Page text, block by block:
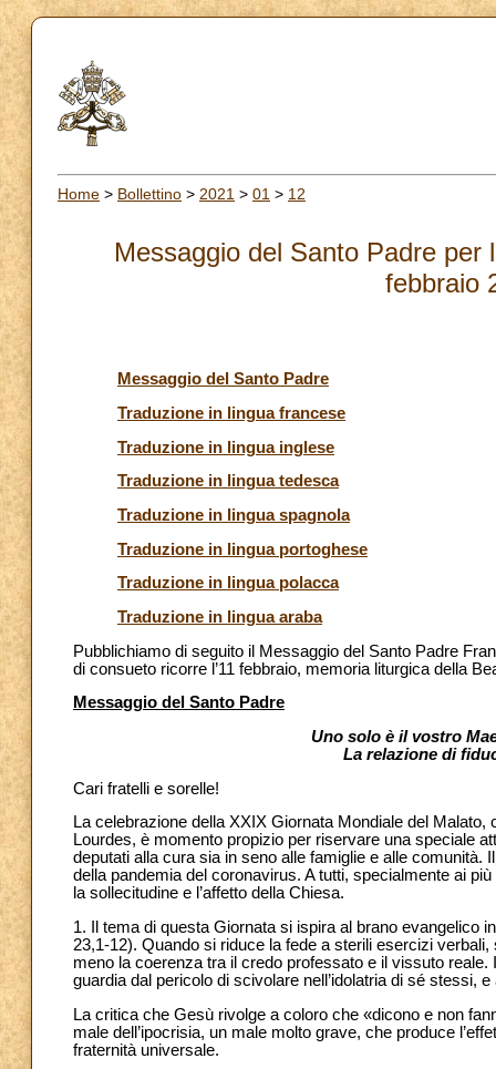
Home > Bollettino > 2021 > 01 > 12
Messaggio del Santo Padre
febbraio
Messaggio del Santo Padre
Traduzione in lingua francese
Traduzione in lingua inglese
Traduzione in lingua tedesca
Traduzione in lingua spagnola
Traduzione in lingua portoghese
Traduzione in lingua polacca
Traduzione in lingua araba
Pubblichiamo di seguito il Messaggio del Santo Padre
di consueto ricorre l’11 febbraio, memoria liturgica della
Messaggio del Santo Padre
Uno solo è il vostro
La relazione di
Cari fratelli e sorelle!
La celebrazione della XXIX Giornata Mondiale del
Lourdes, è momento propizio per riservare una speciale
deputati alla cura sia in seno alle famiglie e alle comunità.
della pandemia del coronavirus. A tutti, specialmente ai
la sollecitudine e l’affetto della Chiesa.
1. Il tema di questa Giornata si ispira al brano evangelico
23,1-12). Quando si riduce la fede a sterili esercizi
meno la coerenza tra il credo professato e il vissuto
guardia dal pericolo di scivolare nell’idolatria di sé stessi,
La critica che Gesù rivolge a coloro che «dicono e non
male dell’ipocrisia, un male molto grave, che produce
fraternità universale.